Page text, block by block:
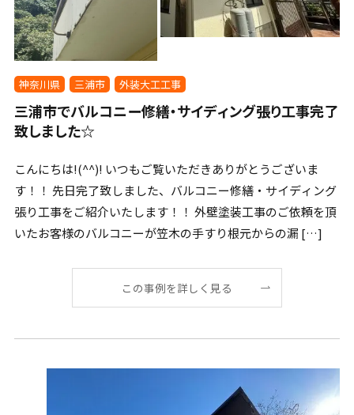
神奈川県 三浦市 外装大工工事
三浦市でバルコニー修繕・サイディング張り工事完了
致しました☆
こんにちは!(^^)! いつもご覧いただきありがとうございま
す！！ 先日完了致しました、バルコニー修繕・サイディング
張り工事をご紹介いたします！！ 外壁塗装工事のご依頼を頂
いたお客様のバルコニーが笠木の手すり根元からの漏 […]
この事例を詳しく見る